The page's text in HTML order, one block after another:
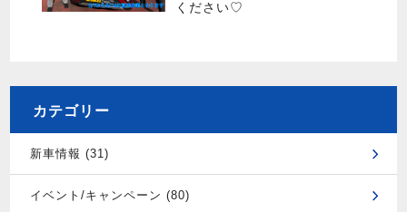
ください♡
カテゴリー
新車情報 (31)
イベント/キャンペーン (80)